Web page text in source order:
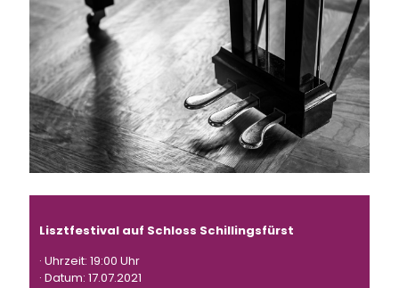
Lisztfestival auf Schloss Schillingsfürst
· Uhrzeit: 19:00 Uhr
· Datum: 17.07.2021